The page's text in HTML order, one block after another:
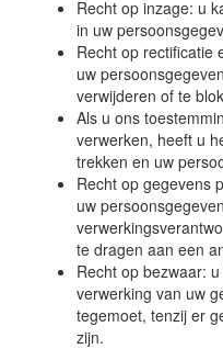
Recht op inzage: u
in uw
Recht op rectificatie
uw
verwijderen of te
Als u ons
verwerken, heeft u
trekken en uw
Recht op gegevens
uw
te dragen aan een
Recht op bezwaar:
verwerking van uw
tegemoet, tenzij er
zijn.